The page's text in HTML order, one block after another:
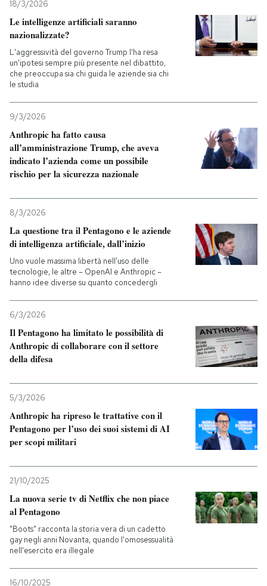
18/3/2026
Le intelligenze artificiali saranno
nazionalizzate?
L'aggressività del governo Trump l'ha resa
un'ipotesi sempre più presente nel dibattito,
che preoccupa sia chi guida le aziende sia chi
le studia
9/3/2026
Anthropic ha fatto causa
all’amministrazione Trump, che aveva
indicato l’azienda come un possibile
rischio per la sicurezza nazionale
8/3/2026
La questione tra il Pentagono e le aziende
di intelligenza artificiale, dall’inizio
Uno vuole massima libertà nell’uso delle
tecnologie, le altre – OpenAI e Anthropic –
hanno idee diverse su quanto concedergli
6/3/2026
Il Pentagono ha limitato le possibilità di
Anthropic di collaborare con il settore
della difesa
5/3/2026
Anthropic ha ripreso le trattative con il
Pentagono per l’uso dei suoi sistemi di AI
per scopi militari
21/10/2025
La nuova serie tv di Netflix che non piace
al Pentagono
"Boots" racconta la storia vera di un cadetto
gay negli anni Novanta, quando l'omosessualità
nell'esercito era illegale
16/10/2025